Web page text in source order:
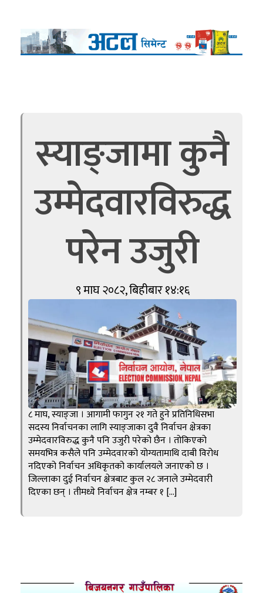
स्याङ्जामा कुनै
उम्मेदवारविरुद्ध
परेन उजुरी
९ माघ २०८२, बिहीबार १४:१६
८ माघ, स्याङ्जा । आगामी फागुन २१ गते हुने प्रतिनिधिसभा
सदस्य निर्वाचनका लागि स्याङ्जाका दुवै निर्वाचन क्षेत्रका
उम्मेदवारविरुद्ध कुनै पनि उजुरी परेको छैन । तोकिएको
समयभित्र कसैले पनि उम्मेदवारको योग्यतामाथि दाबी विरोध
नदिएको निर्वाचन अधिकृतको कार्यालयले जनाएको छ ।
जिल्लाका दुई निर्वाचन क्षेत्रबाट कुल २८ जनाले उम्मेदवारी
दिएका छन् । तीमध्ये निर्वाचन क्षेत्र नम्बर १ […]